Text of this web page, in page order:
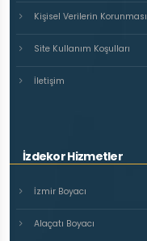
Kişisel Verilerin Korunması
Site Kullanım Koşulları
İletişim
İzdekor Hizmetler
İzmir Boyacı
Alaçatı Boyacı